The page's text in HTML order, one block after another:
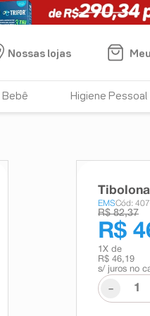
Nossas lojas
Bebê Higiene Pessoal
EMSCód:
R$ 82,37
R$
1 X de
R$ 46,19
s/ juros no
-